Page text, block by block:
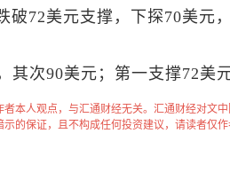
破72美元支撑，下探70美元
其次90美元；第一支撑72美
者本人观点，与汇通财经无关。汇通财经对文
的保证，且不构成任何投资建议，请读者仅